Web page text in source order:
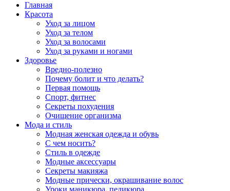
Главная
Красота
Уход за лицом
Уход за телом
Уход за волосами
Уход за руками и ногами
Здоровье
Вредно-полезно
Почему болит и что делать?
Первая помощь
Спорт, фитнес
Секреты похудения
Очищение организма
Мода и стиль
Модная женская одежда и обувь
С чем носить?
Стиль в одежде
Модные аксессуары
Секреты макияжа
Модные прически, окрашивание волос
Уроки маникюра, педикюра